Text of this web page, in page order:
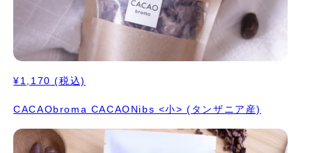
¥1,170 (税込)
CACAObroma CACAONibs <小> (タンザニア産)